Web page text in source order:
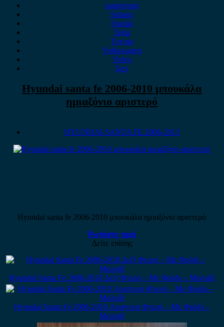
ssangyong
Subaru
Suzuki
Tesla
Toyota
Volkswagen
Volvo
Xev
Hyundai santa fe 2006-2010 μπουκάλα
ημιαξόνιο αριστερό
HYUNDAI SANTA FE 2006-2013
Hyundai santa fe 2006-2010 μπουκάλα ημιαξόνιο αριστερό
Ρωτήστε τιμή
Δείτε επίσης
Hyundai Santa Fe 2006-2010 Δεξί Φτερό – Με Φρύδι – Μολυβί
Hyundai Santa Fe 2006-2010 Αριστερό Φτερό – Με Φρύδι –
Μολυβί